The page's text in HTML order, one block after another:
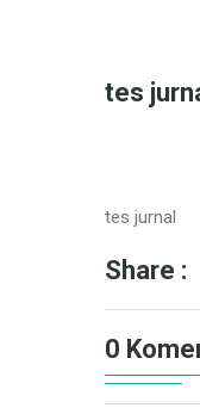
tes
tes jurnal
Share :
0